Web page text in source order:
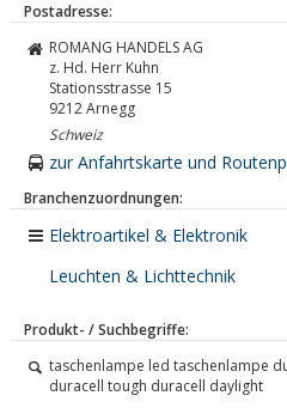
Postadresse:
ROMANG HANDELS AG
z. Hd. Herr Kuhn
Stationsstrasse 15
9212Arnegg
Schweiz
zur Anfahrtskarte und
Branchenzuordnungen:
Elektroartikel & Elektronik
Leuchten & Lichttechnik
Produkt- / Suchbegriffe:
taschenlampe led taschenlampe
duracell tough duracell daylight